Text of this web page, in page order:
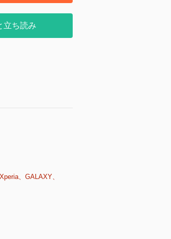
立ち読み
、GALAXY、